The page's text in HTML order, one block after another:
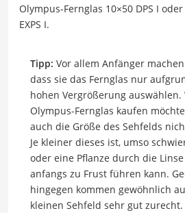
Olympus-Fernglas 10×50 DPS I
EXPS I.
Tipp: Vor allem Anfänger
dass sie das Fernglas nur
hohen Vergrößerung auswählen.
Olympus-Fernglas kaufen
auch die Größe des Sehfelds
Je kleiner dieses ist, umso
oder eine Pflanze durch die
anfangs zu Frust führen kann.
hingegen kommen gewöhnlich
kleinen Sehfeld sehr gut zurecht.